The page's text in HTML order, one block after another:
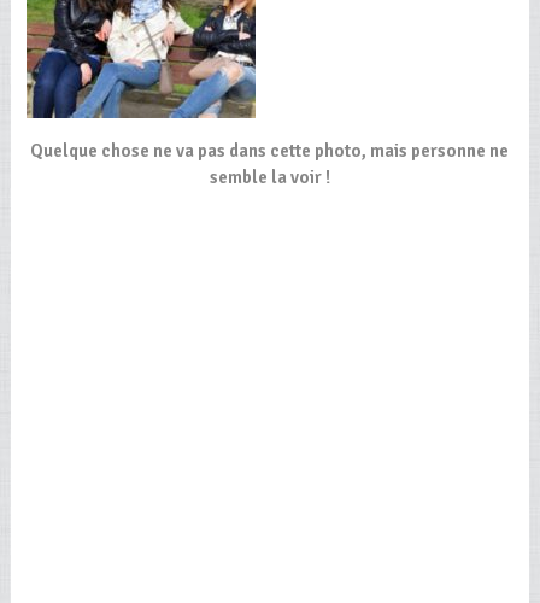
Quelque chose ne va pas dans cette photo, mais personne ne
semble la voir !